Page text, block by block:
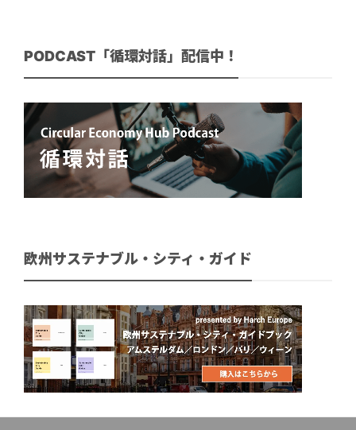
PODCAST「循環対話」配信中！
欧州サステナブル・シティ・ガイド